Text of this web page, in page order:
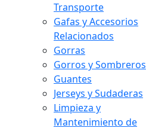
Transporte
Gafas y Accesorios
Relacionados
Gorras
Gorros y Sombreros
Guantes
Jerseys y Sudaderas
Limpieza y
Mantenimiento de